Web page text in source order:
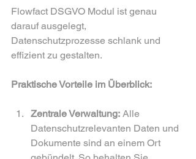
Flowfact DSGVO Modul ist genau
darauf ausgelegt,
Datenschutzprozesse schlank und
effizient zu gestalten.
Praktische Vorteile im Überblick:
Zentrale Verwaltung: Alle
Datenschutzrelevanten Daten und
Dokumente sind an einem Ort